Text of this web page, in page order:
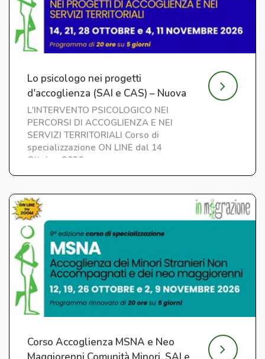
Lo psicologo nei progetti
d'accoglienza (SAI e CAS) – Nuova
edizione
L'INTERVENTO PSICOLOGICO NEI
PERCORSI DI ACCOGLIENZA E NEI
SERVIZI TERRITORIALI Corso di
specializzazione ON LINE dal 14
Ottobre 2026
Corso Accoglienza MSNA e Neo